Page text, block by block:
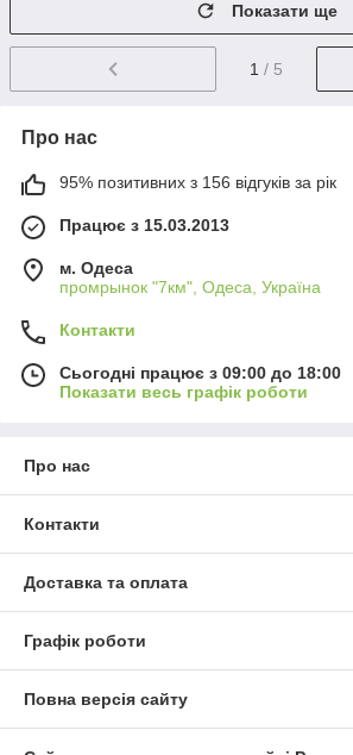
Показати ще
1 / 5
Про нас
95% позитивних з 156 відгуків за рік
Працює з 15.03.2013
м. Одеса
промрынок "7км", Одеса, Україна
Контакти
Сьогодні працює з 09:00 до 18:00
Показати весь графік роботи
Про нас
Контакти
Доставка та оплата
Графік роботи
Повна версія сайту